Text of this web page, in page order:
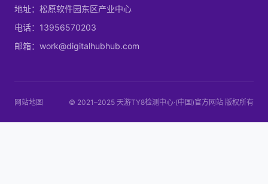
地址：松原软件园东区产业中心
电话：13956570203
邮箱：work@digitalhubhub.com
网站地图 © 2021–2025 天游TY8检测中心·(中国)官方网站 版权所有